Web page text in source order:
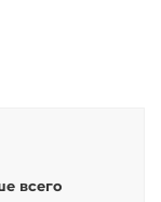
всего